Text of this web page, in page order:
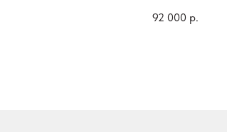
25 х 35 см
92 000 р.